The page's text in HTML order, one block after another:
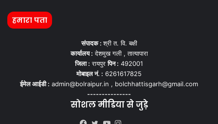
हमारा पता
संपादक :श्री त. वि. बक्षी
कार्यालय : देशमुख गली , तात्यापारा
जिला : रायपुरपिन : 492001
मोबाइल नं. : 6261617825
ईमेल आईडी : admin@bolraipur.in , bolchhattisgarh@gmail.com
---------------
सोशल मीडिया से जुड़े